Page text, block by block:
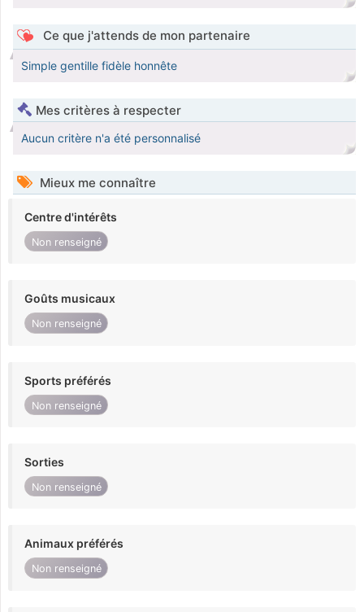
Ce que j'attends de mon partenaire
Simple gentille fidèle honnête
Mes critères à respecter
Aucun critère n'a été personnalisé
Mieux me connaître
Centre d'intérêts
Non renseigné
Goûts musicaux
Non renseigné
Sports préférés
Non renseigné
Sorties
Non renseigné
Animaux préférés
Non renseigné